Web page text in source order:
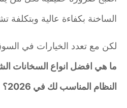
الساخنة بكفاءة عالية وبتكلفة
لكن مع تعدد الخيارات في
ما هي افضل انواع السخانات
النظام المناسب لك في 2026؟